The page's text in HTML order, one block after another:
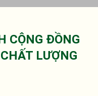
CỘNG ĐỒNG
LƯỢNG